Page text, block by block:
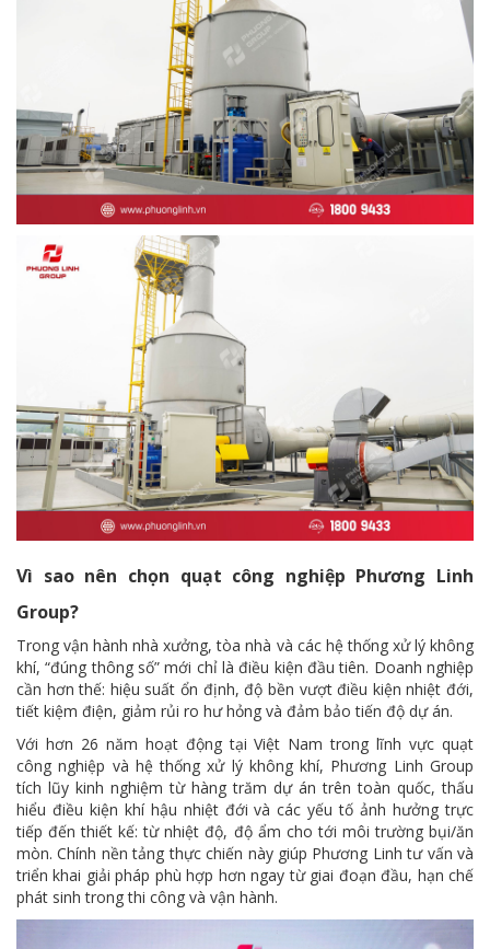
Vì sao nên chọn quạt công nghiệp Phương Linh
Group?
Trong vận hành nhà xưởng, tòa nhà và các hệ thống xử lý không
khí, “đúng thông số” mới chỉ là điều kiện đầu tiên. Doanh nghiệp
cần hơn thế: hiệu suất ổn định, độ bền vượt điều kiện nhiệt đới,
tiết kiệm điện, giảm rủi ro hư hỏng và đảm bảo tiến độ dự án.
Với hơn 26 năm hoạt động tại Việt Nam trong lĩnh vực quạt
công nghiệp và hệ thống xử lý không khí, Phương Linh Group
tích lũy kinh nghiệm từ hàng trăm dự án trên toàn quốc, thấu
hiểu điều kiện khí hậu nhiệt đới và các yếu tố ảnh hưởng trực
tiếp đến thiết kế: từ nhiệt độ, độ ẩm cho tới môi trường bụi/ăn
mòn. Chính nền tảng thực chiến này giúp Phương Linh tư vấn và
triển khai giải pháp phù hợp hơn ngay từ giai đoạn đầu, hạn chế
phát sinh trong thi công và vận hành.